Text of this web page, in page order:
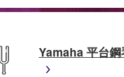
Yamaha 平台